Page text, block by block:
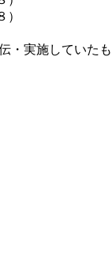
・実施していたも